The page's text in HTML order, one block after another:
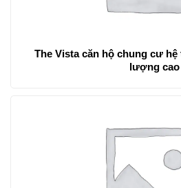
The Vista căn hộ chung cư
lượng cao